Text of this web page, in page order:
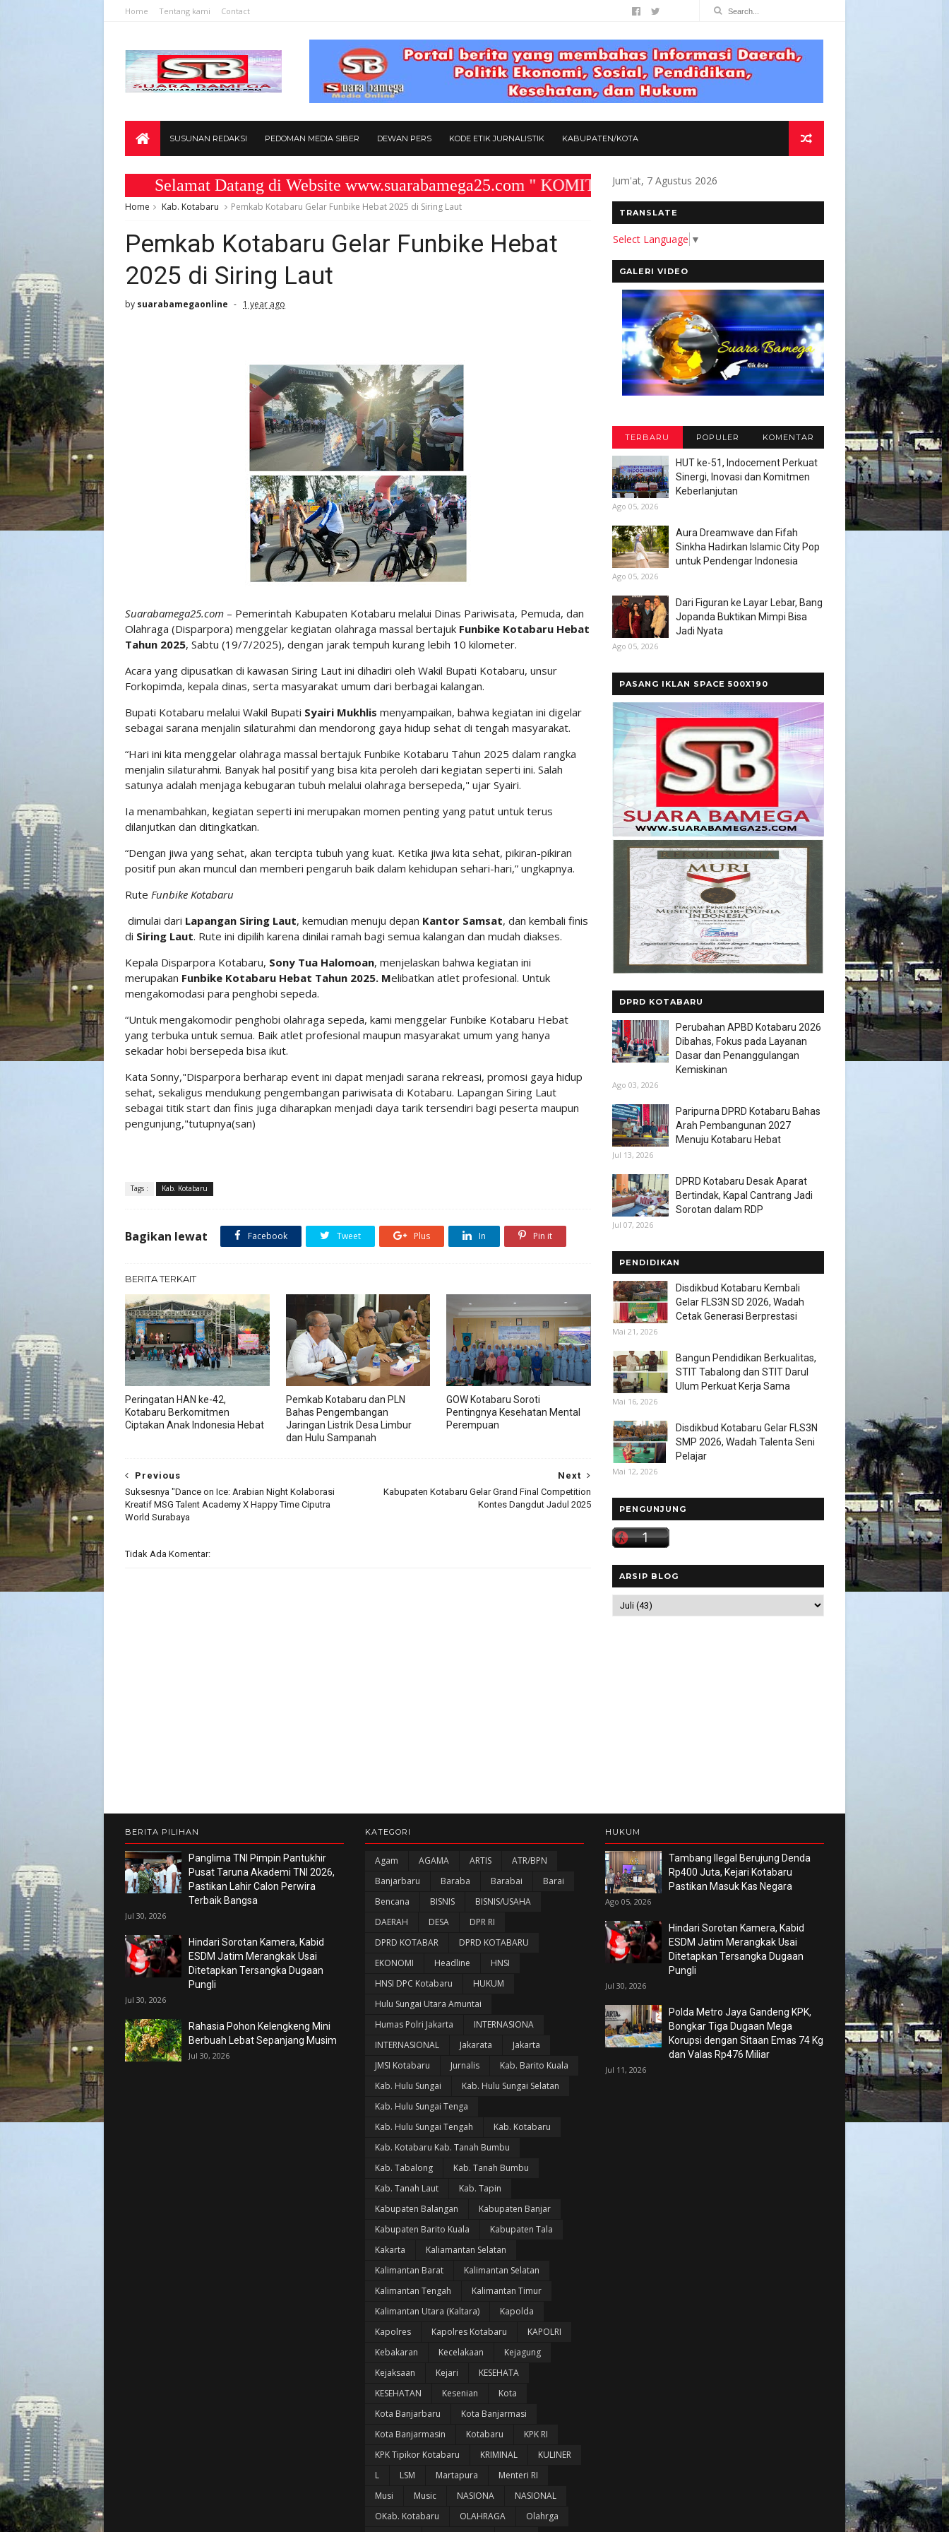
Home Tentang kami Contact
SUSUNAN REDAKSI PEDOMAN MEDIA SIBER DEWAN PERS KODE ETIK JURNALISTIK KABUPATEN/KOTA
Selamat Datang di Website www.suarabamega25.com " KOMITMEN KAMI MEMBANGUN MEDIA YANG AKURAT
Home Kab. Kotabaru Pemkab Kotabaru Gelar Funbike Hebat 2025 di Siring Laut
Pemkab Kotabaru Gelar Funbike Hebat
2025 di Siring Laut
by suarabamegaonline 1 year ago
Suarabamega25.com – Pemerintah Kabupaten Kotabaru melalui Dinas Pariwisata, Pemuda, dan
Olahraga (Disparpora) menggelar kegiatan olahraga massal bertajuk Funbike Kotabaru Hebat
Tahun 2025, Sabtu (19/7/2025), dengan jarak tempuh kurang lebih 10 kilometer.
Acara yang dipusatkan di kawasan Siring Laut ini dihadiri oleh Wakil Bupati Kotabaru, unsur
Forkopimda, kepala dinas, serta masyarakat umum dari berbagai kalangan.
Bupati Kotabaru melalui Wakil Bupati Syairi Mukhlis menyampaikan, bahwa kegiatan ini digelar
sebagai sarana menjalin silaturahmi dan mendorong gaya hidup sehat di tengah masyarakat.
“Hari ini kita menggelar olahraga massal bertajuk Funbike Kotabaru Tahun 2025 dalam rangka
menjalin silaturahmi. Banyak hal positif yang bisa kita peroleh dari kegiatan seperti ini. Salah
satunya adalah menjaga kebugaran tubuh melalui olahraga bersepeda," ujar Syairi.
Ia menambahkan, kegiatan seperti ini merupakan momen penting yang patut untuk terus
dilanjutkan dan ditingkatkan.
“Dengan jiwa yang sehat, akan tercipta tubuh yang kuat. Ketika jiwa kita sehat, pikiran-pikiran
positif pun akan muncul dan memberi pengaruh baik dalam kehidupan sehari-hari,” ungkapnya.
Rute Funbike Kotabaru
dimulai dari Lapangan Siring Laut, kemudian menuju depan Kantor Samsat, dan kembali finis
di Siring Laut. Rute ini dipilih karena dinilai ramah bagi semua kalangan dan mudah diakses.
Kepala Disparpora Kotabaru, Sony Tua Halomoan, menjelaskan bahwa kegiatan ini
merupakan Funbike Kotabaru Hebat Tahun 2025. Melibatkan atlet profesional. Untuk
mengakomodasi para penghobi sepeda.
“Untuk mengakomodir penghobi olahraga sepeda, kami menggelar Funbike Kotabaru Hebat
yang terbuka untuk semua. Baik atlet profesional maupun masyarakat umum yang hanya
sekadar hobi bersepeda bisa ikut.
Kata Sonny,"Disparpora berharap event ini dapat menjadi sarana rekreasi, promosi gaya hidup
sehat, sekaligus mendukung pengembangan pariwisata di Kotabaru. Lapangan Siring Laut
sebagai titik start dan finis juga diharapkan menjadi daya tarik tersendiri bagi peserta maupun
pengunjung,"tutupnya(san)
Tags : Kab. Kotabaru
Bagikan lewat Facebook Tweet Plus In Pin it
BERITA TERKAIT
Peringatan HAN ke-42,
Kotabaru Berkomitmen
Ciptakan Anak Indonesia Hebat
Pemkab Kotabaru dan PLN
Bahas Pengembangan
Jaringan Listrik Desa Limbur
dan Hulu Sampanah
GOW Kotabaru Soroti
Pentingnya Kesehatan Mental
Perempuan
Next
Kabupaten Kotabaru Gelar Grand Final Competition
Kontes Dangdut Jadul 2025
Previous
Suksesnya "Dance on Ice: Arabian Night Kolaborasi
Kreatif MSG Talent Academy X Happy Time Ciputra
World Surabaya
Tidak Ada Komentar:
Jum'at, 7 Agustus 2026
TRANSLATE
Select Language ▼
GALERI VIDEO
TERBARU POPULER KOMENTAR
HUT ke-51, Indocement Perkuat
Sinergi, Inovasi dan Komitmen
Keberlanjutan
Ago 05, 2026
Aura Dreamwave dan Fifah
Sinkha Hadirkan Islamic City Pop
untuk Pendengar Indonesia
Ago 05, 2026
Dari Figuran ke Layar Lebar, Bang
Jopanda Buktikan Mimpi Bisa
Jadi Nyata
Ago 05, 2026
PASANG IKLAN SPACE 500X190
DPRD KOTABARU
Perubahan APBD Kotabaru 2026
Dibahas, Fokus pada Layanan
Dasar dan Penanggulangan
Kemiskinan
Ago 03, 2026
Paripurna DPRD Kotabaru Bahas
Arah Pembangunan 2027
Menuju Kotabaru Hebat
Jul 13, 2026
DPRD Kotabaru Desak Aparat
Bertindak, Kapal Cantrang Jadi
Sorotan dalam RDP
Jul 07, 2026
PENDIDIKAN
Disdikbud Kotabaru Kembali
Gelar FLS3N SD 2026, Wadah
Cetak Generasi Berprestasi
Mai 21, 2026
Bangun Pendidikan Berkualitas,
STIT Tabalong dan STIT Darul
Ulum Perkuat Kerja Sama
Mai 16, 2026
Disdikbud Kotabaru Gelar FLS3N
SMP 2026, Wadah Talenta Seni
Pelajar
Mai 12, 2026
PENGUNJUNG
ARSIP BLOG
BERITA PILIHAN
Panglima TNI Pimpin Pantukhir
Pusat Taruna Akademi TNI 2026,
Pastikan Lahir Calon Perwira
Terbaik Bangsa
Jul 30, 2026
Hindari Sorotan Kamera, Kabid
ESDM Jatim Merangkak Usai
Ditetapkan Tersangka Dugaan
Pungli
Jul 30, 2026
Rahasia Pohon Kelengkeng Mini
Berbuah Lebat Sepanjang Musim
Jul 30, 2026
KATEGORI
Agam AGAMA ARTIS
ATR/BPN
Banjarbaru
Baraba Barabai
Barai
Bencana
BISNIS
BISNIS/USAHA
DAERAH
DESA
DPR RI
DPRD KOTABAR
DPRD KOTABARU
EKONOMI
Headline
HNSI
HNSI DPC Kotabaru
HUKUM
Hulu Sungai Utara Amuntai
Humas Polri Jakarta
INTERNASIONA
INTERNASIONAL
Jakarata
Jakarta
JMSI Kotabaru
Jurnalis
Kab. Barito Kuala
Kab. Hulu Sungai
Kab. Hulu Sungai Selatan
Kab. Hulu Sungai Tenga
Kab. Hulu Sungai Tengah
Kab. Kotabaru
Kab. Kotabaru Kab. Tanah Bumbu
Kab. Tabalong
Kab. Tanah Bumbu
Kab. Tanah Laut
Kab. Tapin
Kabupaten Balangan
Kabupaten Banjar
Kabupaten Barito Kuala
Kabupaten Tala
Kakarta
Kaliamantan Selatan
Kalimantan Barat
Kalimantan Selatan
Kalimantan Tengah
Kalimantan Timur
Kalimantan Utara (Kaltara)
Kapolda
Kapolres
Kapolres Kotabaru
KAPOLRI
Kebakaran
Kecelakaan
Kejagung
Kejaksaan
Kejari
KESEHATA
KESEHATAN
Kesenian
Kota
Kota Banjarbaru
Kota Banjarmasi
Kota Banjarmasin
Kotabaru
KPK RI
KPK Tipikor Kotabaru
KRIMINAL
KULINER
L
LSM Martapura
Menteri RI
Musi
Music NASIONA
NASIONAL
OKab. Kotabaru
OLAHRAGA
Olahrga
HUKUM
Tambang Ilegal Berujung Denda
Rp400 Juta, Kejari Kotabaru
Pastikan Masuk Kas Negara
Ago 05, 2026
Hindari Sorotan Kamera, Kabid
ESDM Jatim Merangkak Usai
Ditetapkan Tersangka Dugaan
Pungli
Jul 30, 2026
Polda Metro Jaya Gandeng KPK,
Bongkar Tiga Dugaan Mega
Korupsi dengan Sitaan Emas 74 Kg
dan Valas Rp476 Miliar
Jul 11, 2026